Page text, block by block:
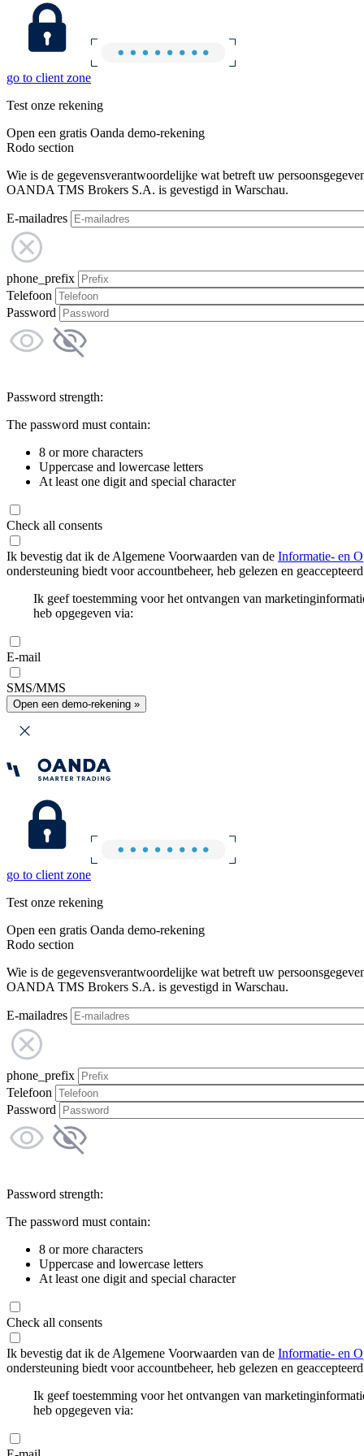
go to client zone
Test onze rekening
Open een gratis Oanda demo-rekening
Rodo section
Wie is de gegevensverantwoordelijke wat betreft uw
OANDA TMS Brokers S.A. is gevestigd in Warschau.
E-mailadres
phone_prefix
Telefoon
Password
Password strength:
The password must contain:
8 or more characters
Uppercase and lowercase letters
At least one digit and special character
Check all consents
Ik bevestig dat ik de Algemene Voorwaarden van de Informatie- en
ondersteuning biedt voor accountbeheer, heb gelezen en
Ik geef toestemming voor het ontvangen van
heb opgegeven via:
E-mail
SMS/MMS
Open een demo-rekening »
go to client zone
Test onze rekening
Open een gratis Oanda demo-rekening
Rodo section
Wie is de gegevensverantwoordelijke wat betreft uw
OANDA TMS Brokers S.A. is gevestigd in Warschau.
E-mailadres
phone_prefix
Telefoon
Password
Password strength:
The password must contain:
8 or more characters
Uppercase and lowercase letters
At least one digit and special character
Check all consents
Ik bevestig dat ik de Algemene Voorwaarden van de Informatie- en
ondersteuning biedt voor accountbeheer, heb gelezen en
Ik geef toestemming voor het ontvangen van
heb opgegeven via: